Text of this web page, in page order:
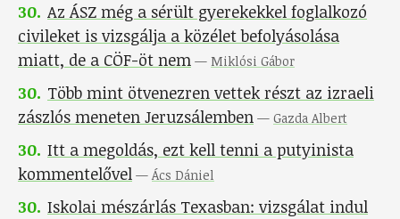
30. Az ÁSZ még a sérült gyerekekkel foglalkozó
civileket is vizsgálja a közélet befolyásolása
miatt, de a CÖF-öt nem — Miklósi Gábor
30. Több mint ötvenezren vettek részt az izraeli
zászlós meneten Jeruzsálemben — Gazda Albert
30. Itt a megoldás, ezt kell tenni a putyinista
kommentelővel —Ács Dániel
30. Iskolai mészárlás Texasban: vizsgálat indul